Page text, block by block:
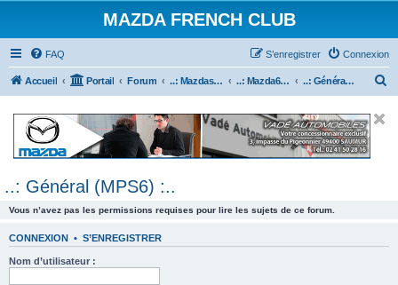
MAZDA FRENCH CLUB
FAQ Connexion
S’enregistrer
Accueil Portail Forum ..: Mazdaspeed & MPS :.. ..: Mazda6 MPS & Mazdaspeed 6 :.. ..: Général (MPS6) :..
e
..: Général (MPS6) :..
Vous n’avez pas les permissions requises pour lire les sujets de ce forum.
CONNEXION • S’ENREGISTRER
Nom d’utilisateur :